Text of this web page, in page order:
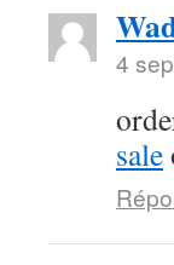
4
sale